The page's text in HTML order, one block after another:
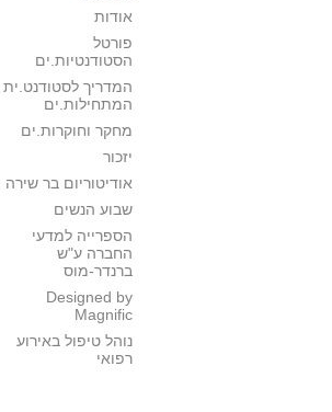
אודות
פורטל
הסטודנטיות.ים
המדריך לסטודנט.ית
המתחילות.ים
מחקר וחוקרות.ים
יזכור
אודיטוריום בר שירה
שבוע הנשים
הספרייה למדעי
החברה ע"ש
ברנדר-מוס
Designed by
Magnific
נוהל טיפול באירוע
רפואי